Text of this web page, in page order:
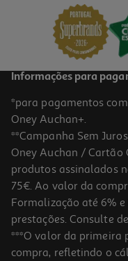
Saladeira Algarve Vista
25.99 €/un
Price reduced from
28,99 €to
25,99 €
Promoção
Prato De Sobremesa
2.49 €/un
Informações para
*para pagamentos
Oney Auchan+.
**Campanha Sem
Oney Auchan / Cartão
produtos assinalados
75€. Ao valor da
Formalização até 6%
prestações. Consulte
***O valor da primeira
compra, refletindo o